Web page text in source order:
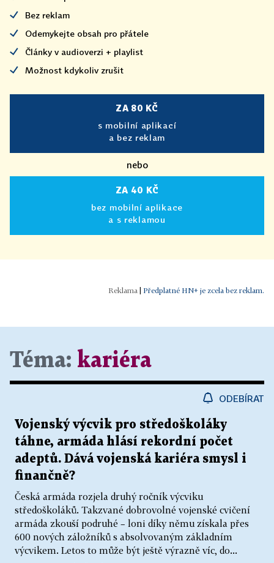
Bez reklam
Odemykejte obsah pro přátele
Články v audioverzi + playlist
Možnost kdykoliv zrušit
ZA 80 KČ
s mobilní aplikací
a bez reklam
nebo
ZA 40 KČ
bez mobilní aplikace
a s reklamou
Předplatné HN+ je zcela bez reklam.
Téma: kariéra
ODEBÍRAT
Vojenský výcvik pro středoškoláky
táhne, armáda hlásí rekordní počet
adeptů. Dává vojenská kariéra smysl i
finančně?
Česká armáda rozjela druhý ročník výcviku
středoškoláků. Takzvané dobrovolné vojenské cvičení
armáda zkouší podruhé – loni díky němu získala přes
600 nových záložníků s absolvovaným základním
výcvikem. Letos to může být ještě výrazně víc, do...